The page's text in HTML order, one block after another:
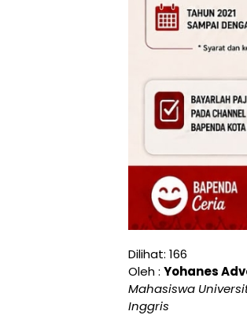
Dilihat: 166
Oleh : Yohanes
Mahasiswa
Inggris